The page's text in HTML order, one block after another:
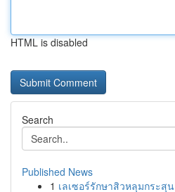
HTML is disabled
Search
Published News
1 เลเซอร์รักษาสิวหลุมกระสุน